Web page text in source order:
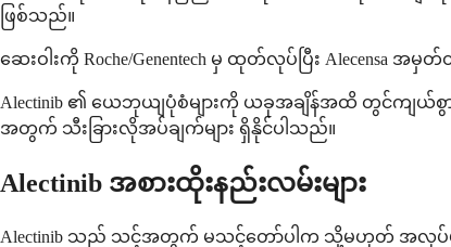
ဖြစ်သည်။
ဆေးဝါးကို Roche/Genentech မှ ထုတ်လုပ်ပြီး
Alectinib ၏ ယေဘုယျပုံစံများကို ယခုအချိန်အထိ တွင်ကျ
အတွက် သီးခြားလိုအပ်ချက်များ ရှိနိုင်ပါသည်။
Alectinib အစားထိုးနည်းလမ်းများ
Alectinib သည် သင့်အတွက် မသင့်တော်ပါက သို့မဟုတ် အလုပ်မ